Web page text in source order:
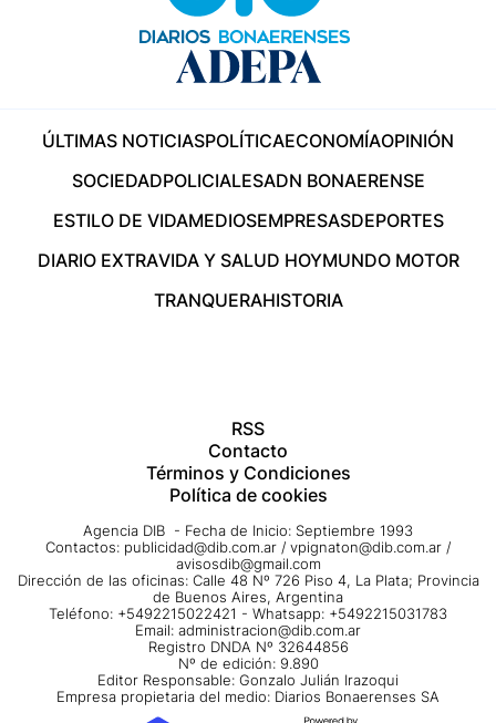
ÚLTIMAS NOTICIASPOLÍTICAECONOMÍAOPINIÓN
SOCIEDADPOLICIALESADN BONAERENSE
ESTILO DE VIDAMEDIOSEMPRESASDEPORTES
DIARIO EXTRAVIDA Y SALUD HOYMUNDO MOTOR
TRANQUERAHISTORIA
RSS
Contacto
Términos y Condiciones
Política de cookies
Agencia DIB - Fecha de Inicio: Septiembre 1993
Contactos: publicidad@dib.com.ar / vpignaton@dib.com.ar /
avisosdib@gmail.com
Dirección de las oficinas: Calle 48 Nº 726 Piso 4, La Plata; Provincia
de Buenos Aires, Argentina
Teléfono: +5492215022421 - Whatsapp: +5492215031783
Email: administracion@dib.com.ar
Registro DNDA Nº 32644856
Nº de edición: 9.890
Editor Responsable: Gonzalo Julián Irazoqui
Empresa propietaria del medio: Diarios Bonaerenses SA